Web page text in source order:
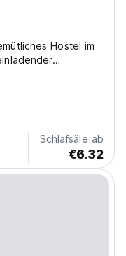
Hostel im
language)
Schlafsäle ab
€6.32